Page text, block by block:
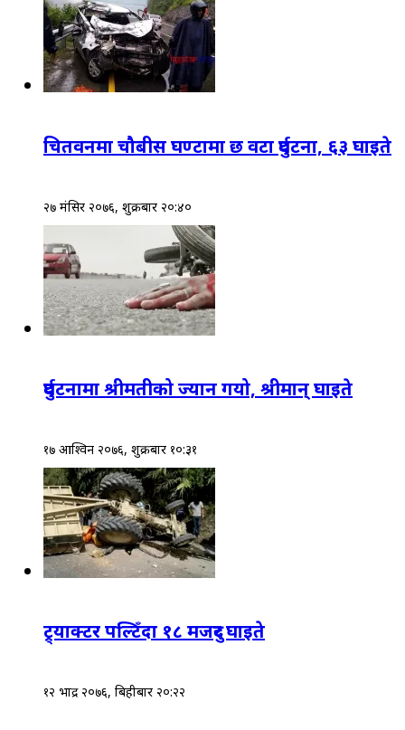
चितवनमा चौबीस घण्टामा छ वटा दुर्घटना, ६३ घाइते
२७ मंसिर २०७६, शुक्रबार २०:४०
दुर्घटनामा श्रीमतीको ज्यान गयो, श्रीमान् घाइते
१७ आश्विन २०७६, शुक्रबार १०:३१
ट्र्याक्टर पल्टिँदा १८ मजदुर घाइते
१२ भाद्र २०७६, बिहीबार २०:२२